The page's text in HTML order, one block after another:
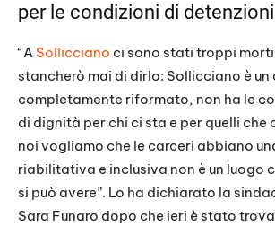
per le condizioni di
“A Sollicciano ci sono stati troppi
stancherò mai di dirlo: Sollicciano è un
completamente riformato, non ha le
di dignità per chi ci sta e per quelli che
noi vogliamo che le carceri abbiano
riabilitativa e inclusiva non è un luogo
si può avere”. Lo ha dichiarato la
Sara Funaro dopo che ieri è stato